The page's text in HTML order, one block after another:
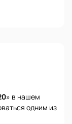
» в нашем
одним из